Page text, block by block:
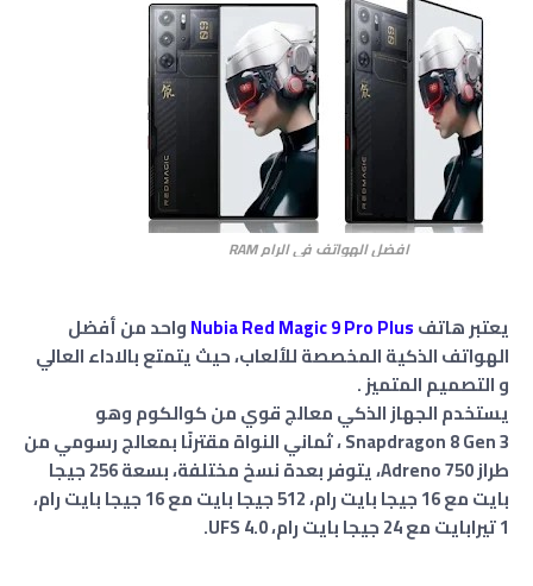
افضل الهواتف في الرام RAM
يعتبر هاتفNubia Red Magic 9 Pro Plusواحد من أفضل
الهواتف الذكية المخصصة للألعاب، حيث يتمتع بالاداء العالي
و التصميم المتميز .
يستخدم الجهاز الذكي معالج قوي من كوالكوم وهو
Snapdragon 8 Gen 3 ، ثماني النواة مقترنًا بمعالج رسومي من
طراز Adreno 750، يتوفر بعدة نسخ مختلفة، بسعة 256 جيجا
بايت مع 16 جيجا بايت رام، 512 جيجا بايت مع 16 جيجا بايت رام،
1 تيرابايت مع 24 جيجا بايت رام، UFS 4.0.